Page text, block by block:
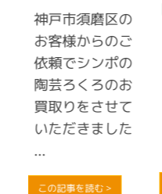
神戸市須磨区の
お客様からのご
依頼でシンポの
陶芸ろくろのお
買取りをさせて
いただきました
この記事を読む >